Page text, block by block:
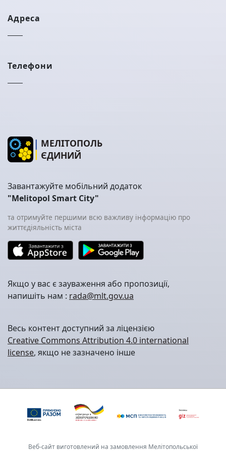
Адреса
Телефони
МЕЛІТОПОЛЬ
ЄДИНИЙ
Завантажуйте мобільний додаток
"Melitopol Smart City"
та отримуйте першими всю важливу інформацію про
життєдіяльність міста
Якщо у вас є зауваження або пропозиції,
напишіть нам : rada@mlt.gov.ua
Весь контент доступний за ліцензією
Creative Commons Attribution 4.0 international
license, якщо не зазначено інше
Веб-сайт виготовлений на замовлення Мелітопольської